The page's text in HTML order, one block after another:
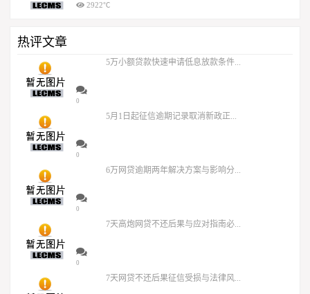
2922℃
热评文章
5万小额贷款快速申请低息放款条件...
0
5月1日起征信逾期记录取消新政正...
0
6万网贷逾期两年解决方案与影响分...
0
7天高炮网贷不还后果与应对指南必...
0
7天网贷不还后果征信受损与法律风...